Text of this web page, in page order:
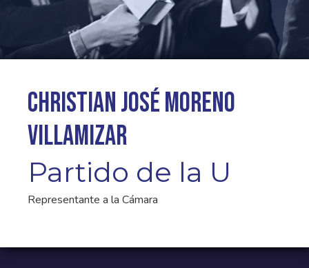
Christian José Moreno
Villamizar
Partido de la U
Representante a la Cámara